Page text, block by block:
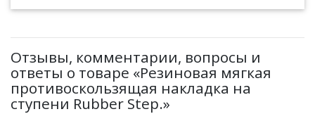
Отзывы, комментарии, вопросы и
ответы о товаре «Резиновая мягкая
противоскользящая накладка на
ступени Rubber Step.»